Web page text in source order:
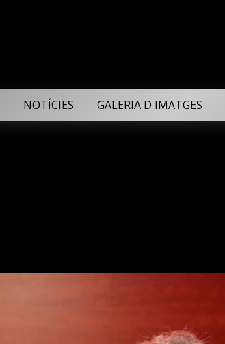
NOTÍCIES GALERIA D'IMATGES